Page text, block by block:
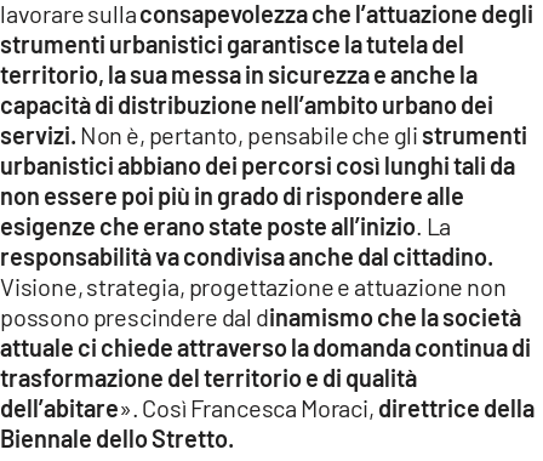
lavorare sullaconsapevolezza che l’attuazione degli
strumenti urbanistici garantisce la tutela del
territorio, la sua messa in sicurezza e anche la
capacità di distribuzione nell’ambito urbano dei
servizi. Non è, pertanto, pensabile che gli strumenti
urbanistici abbiano dei percorsi così lunghi tali da
non essere poi più in grado di rispondere alle
esigenze che erano state poste all’inizio. La
responsabilità va condivisa anche dal cittadino.
Visione, strategia, progettazione e attuazione non
possono prescindere dal dinamismo che la società
attuale ci chiede attraverso la domanda continua di
trasformazione del territorio e di qualità
dell’abitare». Così Francesca Moraci, direttrice della
Biennale dello Stretto.